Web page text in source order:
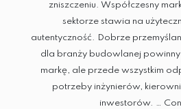
zniszczeniu. Współczesny
sektorze stawia na
autentyczność. Dobrze
dla branży budowlanej
markę, ale przede wszystkim
potrzeby inżynierów,
inwestorów. …